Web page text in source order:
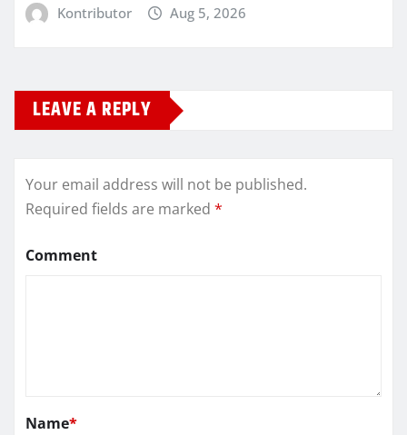
Kontributor Aug 5, 2026
LEAVE A REPLY
Your email address will not be published.
Required fields are marked *
Comment
Name*